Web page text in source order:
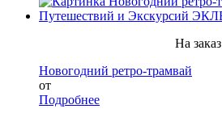
На заказ
Новогодний ретро-трамвай
от
Подробнее